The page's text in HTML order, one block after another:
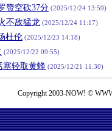
赞空砍37分 (2025/12/24 13:59)
不敌猛龙 (2025/12/24 11:17)
杜伦 (2025/12/23 14:18)
(2025/12/22 09:55)
塞轻取黄蜂 (2025/12/21 11:30)
Copyright 2003-NOW! ©